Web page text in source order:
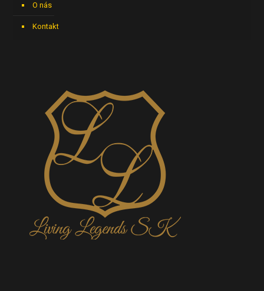
O nás
Kontakt